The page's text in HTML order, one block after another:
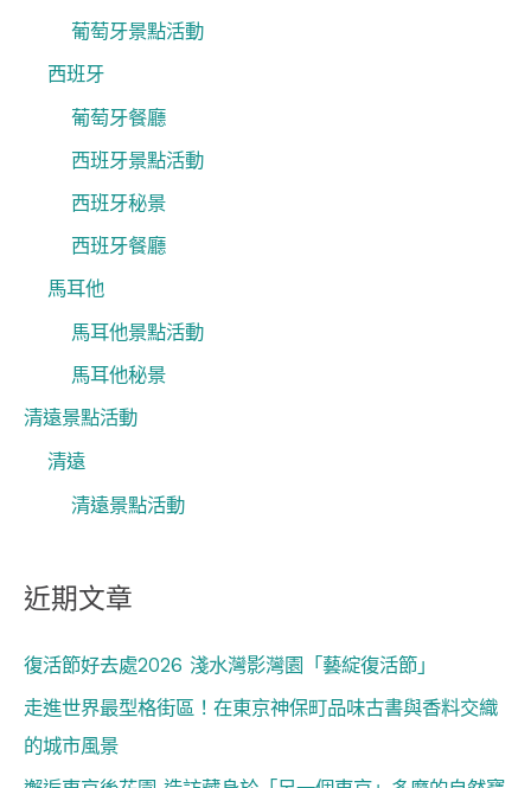
葡萄牙景點活動
西班牙
葡萄牙餐廳
西班牙景點活動
西班牙秘景
西班牙餐廳
馬耳他
馬耳他景點活動
馬耳他秘景
清遠景點活動
清遠
清遠景點活動
近期文章
復活節好去處2026 淺水灣影灣園「藝綻復活節」
走進世界最型格街區！在東京神保町品味古書與香料交織
的城市風景